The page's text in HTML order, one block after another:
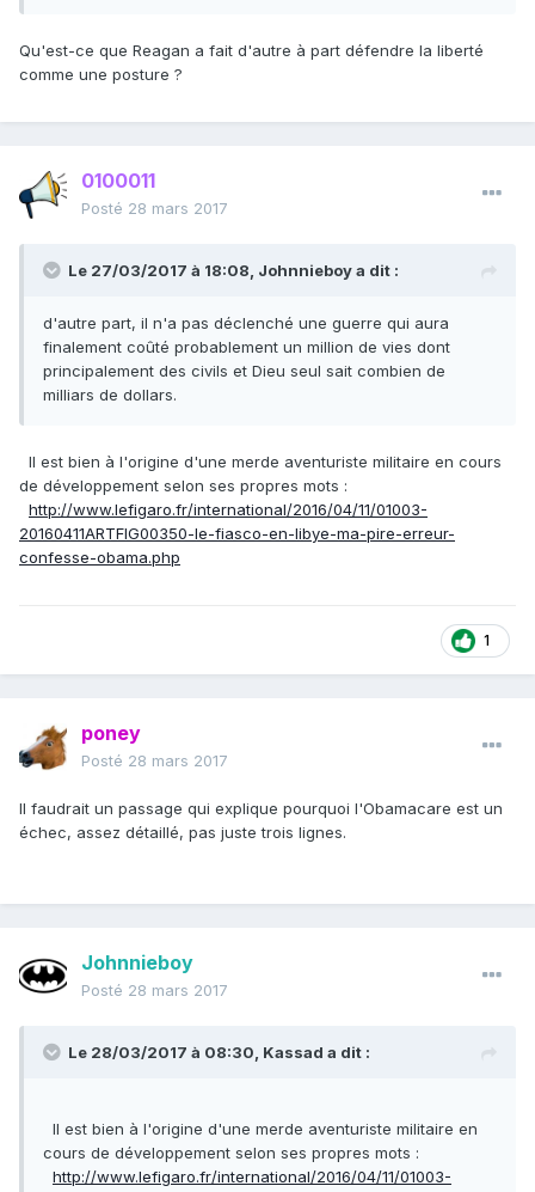
Qu'est-ce que Reagan a fait d'autre à part défendre la liberté
comme une posture ?
0100011
Posté 28 mars 2017
Le 27/03/2017 à 18:08, Johnnieboya dit :
d'autre part, il n'a pas déclenché une guerre qui aura
finalement coûté probablement un million de vies dont
principalement des civils et Dieu seul sait combien de
milliars de dollars.
Il est bien à l'origine d'une merde aventuriste militaire en cours
de développement selon ses propres mots :
http://www.lefigaro.fr/international/2016/04/11/01003-
20160411ARTFIG00350-le-fiasco-en-libye-ma-pire-erreur-
confesse-obama.php
1
poney
Posté 28 mars 2017
Il faudrait un passage qui explique pourquoi l'Obamacare est un
échec, assez détaillé, pas juste trois lignes.
Johnnieboy
Posté 28 mars 2017
Le 28/03/2017 à 08:30, Kassad a dit :
Il est bien à l'origine d'une merde aventuriste militaire en
cours de développement selon ses propres mots :
http://www.lefigaro.fr/international/2016/04/11/01003-